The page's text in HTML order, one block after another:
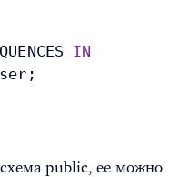
IN
public, ее можно